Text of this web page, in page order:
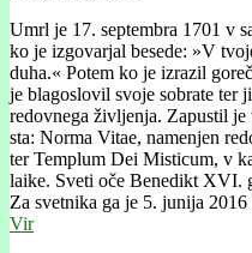
Umrl je 17. septembra 1701 v
ko je izgovarjal besede: »V
duha.« Potem ko je izrazil
je blagoslovil svoje sobrate ter
redovnega življenja. Zapustil
sta: Norma Vitae, namenjen
ter Templum Dei Misticum, v
laike. Sveti oče Benedikt XVI.
Za svetnika ga je 5. junija
Vir